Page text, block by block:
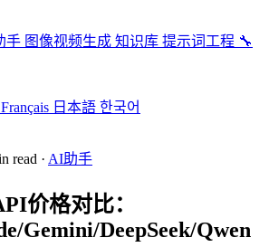
手 图像视频生成 知识库 提示词工程 🔧
Français 日本語 한국어
read · AI助手
价格对比：
Gemini/DeepSeek/Qwen